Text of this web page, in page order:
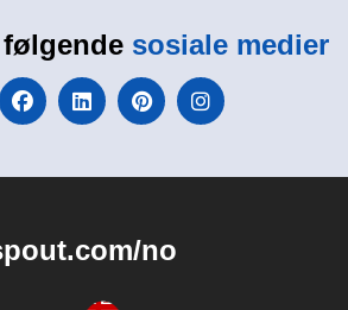
sosiale medier
no